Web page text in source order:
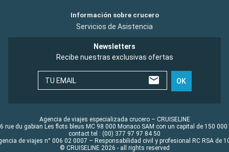
Información sobre crucero
Servicios de Asistencia
Newsletters
Recibe nuestras exclusivas ofertas
TU EMAIL OK
Agencia de viajes especializada crucero – CRUISELINE
rue du gabian Les flots bleus MC 98 000 Monaco SAM con un capital de 150 000
contact tel : (00) 377 97 97 84 50
de viajes n° 006 02 0007 – Responsabilidad civil y profesional RC RSA de
© CRUISELINE 2026 - all rights reserved